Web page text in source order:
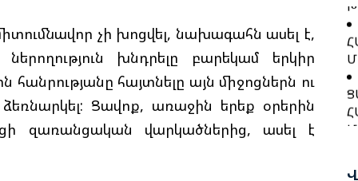
չի խոցվել, նախագահն ասել է,
խնդրելը բարեկամ երկիր
հայտնելը այն միջոցներն ու
Ցավոք, առաջին երեք օրերին
զառանցական վարկածներից, ասել է